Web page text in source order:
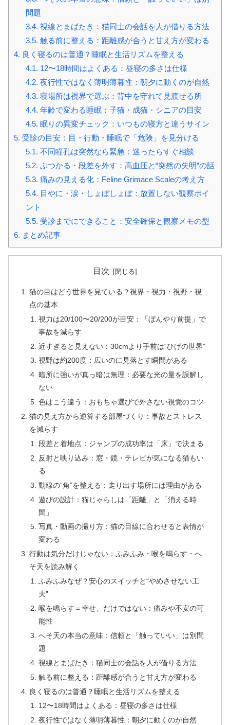
問題
3.4. 視線とまばたき：猫同士の会話を人が借りる方法
3.5. 触る前に整える：距離感が合うと甘え方が変わる
4. 良く寝るのは普通？睡眠と生活リズムを整える
4.1. 12〜18時間はよくある：昼寝の多さは仕様
4.2. 夜行性ではなく薄明薄暮性：朝夕に動くのが自然
4.3. 寝場所は視界で選ぶ：背中を守れて見渡せる所
4.4. 年齢で変わる睡眠：子猫・成猫・シニアの目安
4.5. 眠りの異変チェック：いつもの寝方と違うサイン
5. 受診の目安：目・行動・睡眠で「危険」を見分ける
5.1. 不同瞳孔は突然なら緊急：迷ったらすぐ相談
5.2. ぶつかる・段差を外す：高血圧と“突然の失明”の話
5.3. 痛みの見える化：Feline Grimace Scaleの考え方
5.4. 目やに・涙・しょぼしょぼ：放置しない観察ポイ
ント
5.5. 受診までにできること：安全確保と観察メモの型
6. まとめ記事
目次
猫の目はどう世界を見ている？視界・視力・視野・視
点の基本
視力は20/100〜20/200が目安：「ぼんやり前提」で
事故を減らす
近すぎると見えない：30cmより手前は“ひげの世界”
視野は約200度：広いのに見落とす瞬間がある
暗所に強いが真っ暗は無理：必要な光の量を誤解し
ない
色はこう違う：おもちゃ選びで外さない視覚のコツ
猫の見え方から逆算する部屋づくり：事故とストレス
を減らす
段差と着地点：ジャンプの成功率は「床」で決まる
反射と映り込み：窓・鏡・テレビが気になる猫もい
る
動線の“角”を整える：走り出す場所には理由がある
遊びの設計：猫じゃらしは「距離」と「消える時
間」
写真・動画の撮り方：猫の目線に合わせると表情が
変わる
行動は気分だけじゃない：ふみふみ・喉を鳴らす・へ
そ天を読み解く
ふみふみなぜ？安心のスイッチと“やめさせない工
夫”
喉を鳴らす＝幸せ、だけではない：痛みや不安の可
能性
へそ天の本当の意味：信頼と「触っていい」は別問
題
視線とまばたき：猫同士の会話を人が借りる方法
触る前に整える：距離感が合うと甘え方が変わる
良く寝るのは普通？睡眠と生活リズムを整える
12〜18時間はよくある：昼寝の多さは仕様
夜行性ではなく薄明薄暮性：朝夕に動くのが自然